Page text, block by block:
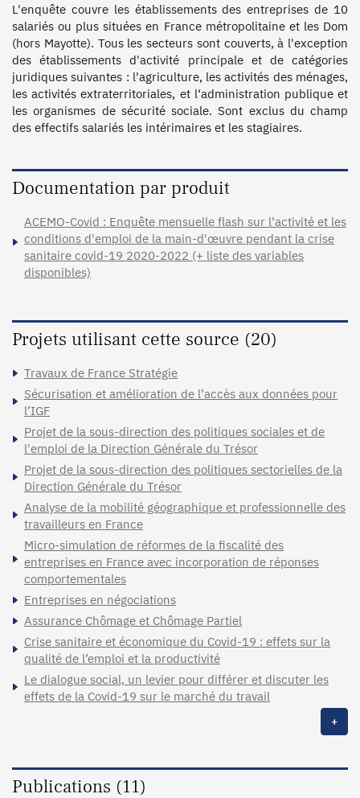
L'enquête couvre les établissements des entreprises de 10
salariés ou plus situées en France métropolitaine et les Dom
(hors Mayotte). Tous les secteurs sont couverts, à l'exception
des établissements d'activité principale et de catégories
juridiques suivantes : l'agriculture, les activités des ménages,
les activités extraterritoriales, et l‘administration publique et
les organismes de sécurité sociale. Sont exclus du champ
des effectifs salariés les intérimaires et les stagiaires.
Documentation par produit
ACEMO-Covid : Enquête mensuelle flash sur l'activité et les
conditions d'emploi de la main-d'œuvre pendant la crise
sanitaire covid-19 2020-2022 (+ liste des variables
disponibles)
Projets utilisant cette source (20)
Travaux de France Stratégie
Sécurisation et amélioration de l’accès aux données pour
l’IGF
Projet de la sous-direction des politiques sociales et de
l'emploi de la Direction Générale du Trésor
Projet de la sous-direction des politiques sectorielles de la
Direction Générale du Trésor
Analyse de la mobilité géographique et professionnelle des
travailleurs en France
Micro-simulation de réformes de la fiscalité des
entreprises en France avec incorporation de réponses
comportementales
Entreprises en négociations
Assurance Chômage et Chômage Partiel
Crise sanitaire et économique du Covid-19 : effets sur la
qualité de l’emploi et la productivité
Le dialogue social, un levier pour différer et discuter les
effets de la Covid-19 sur le marché du travail
+
Publications (11)